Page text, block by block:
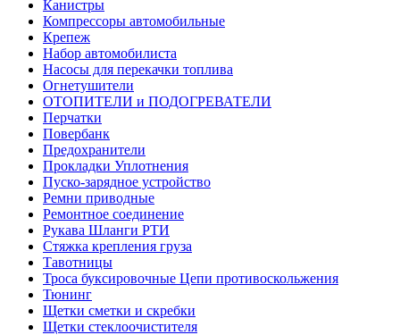
Канистры
Компрессоры автомобильные
Крепеж
Набор автомобилиста
Насосы для перекачки топлива
Огнетушители
ОТОПИТЕЛИ и ПОДОГРЕВАТЕЛИ
Перчатки
Повербанк
Предохранители
Прокладки Уплотнения
Пуско-зарядное устройство
Ремни приводные
Ремонтное соединение
Рукава Шланги РТИ
Стяжка крепления груза
Тавотницы
Троса буксировочные Цепи противоскольжения
Тюнинг
Щетки сметки и скребки
Щетки стеклоочистителя